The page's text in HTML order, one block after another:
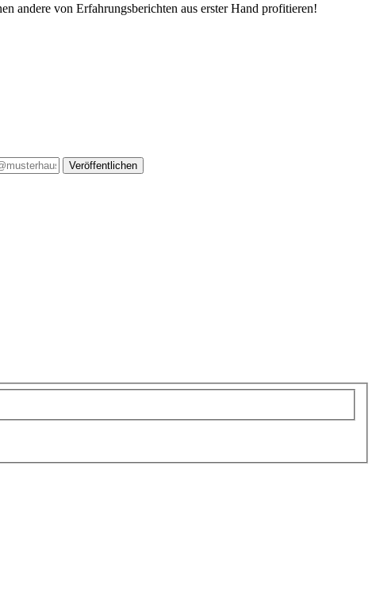
von Erfahrungsberichten aus erster Hand profitieren!
Veröffentlichen